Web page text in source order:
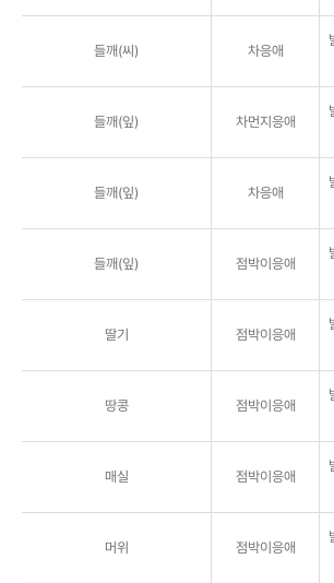
들깨(씨) 차응애
들깨(잎) 차먼지응애
들깨(잎) 차응애
들깨(잎) 점박이응애
딸기 점박이응애
땅콩 점박이응애
매실 점박이응애
머위 점박이응애